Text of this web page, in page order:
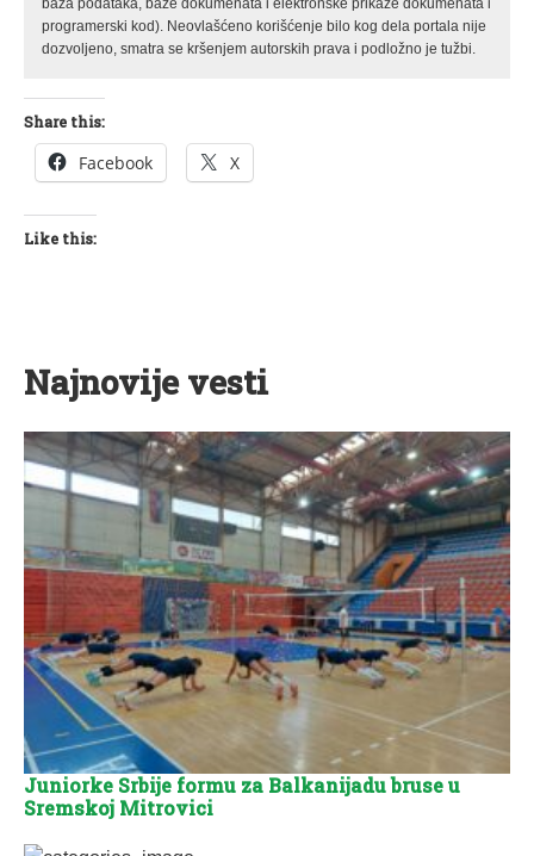
baza podataka, baze dokumenata i elektronske prikaze dokumenata i
programerski kod). Neovlašćeno korišćenje bilo kog dela portala nije
dozvoljeno, smatra se kršenjem autorskih prava i podložno je tužbi.
Share this:
Facebook X
Like this:
Najnovije vesti
Juniorke Srbije formu za Balkanijadu bruse u
Sremskoj Mitrovici